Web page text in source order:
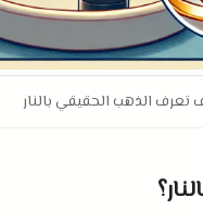
تعرف الذهب الحقيقي بالنار